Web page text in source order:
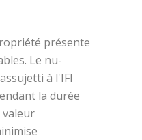
présente
Le nu-
à l'IFI
la durée
valeur